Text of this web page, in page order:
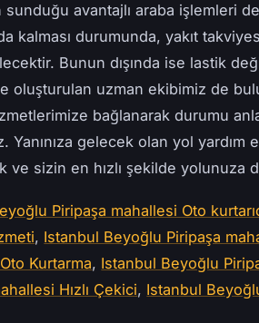
sunduğu avantajlı araba işlemleri
kalması durumunda, yakıt
Bunun dışında ise lastik
oluşturulan uzman ekibimiz de
bağlanarak durumu
Yanınıza gelecek olan yol yardım
ve sizin en hızlı şekilde yolunuza
Piripaşa mahallesi Oto
, Istanbul Beyoğlu Piripaşa
Kurtarma, Istanbul Beyoğlu
Hızlı Çekici, Istanbul